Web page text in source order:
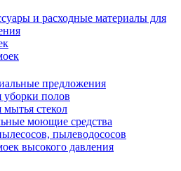
и расходные материалы для
предложения
уборки полов
стекол
моющие средства
пылеводососов
высокого давления